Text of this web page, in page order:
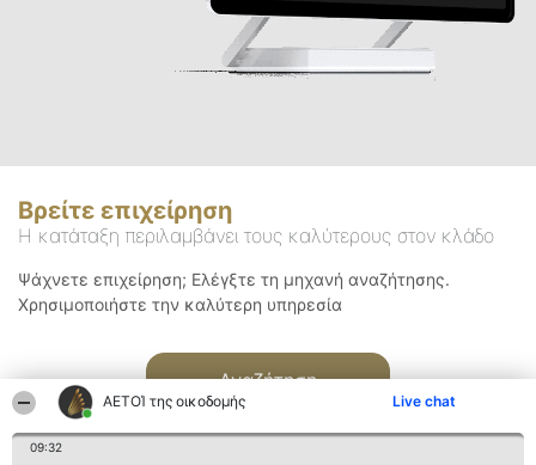
ΑΕΤΟΊ της οικοδομής Live chat
09:32
Βρείτε επιχείρηση
Η κατάταξη περιλαμβάνει τους καλύτερους στον κλάδο
Ψάχνετε επιχείρηση; Ελέγξτε τη μηχανή αναζήτησης.
Χρησιμοποιήστε την καλύτερη υπηρεσία
Αναζήτηση